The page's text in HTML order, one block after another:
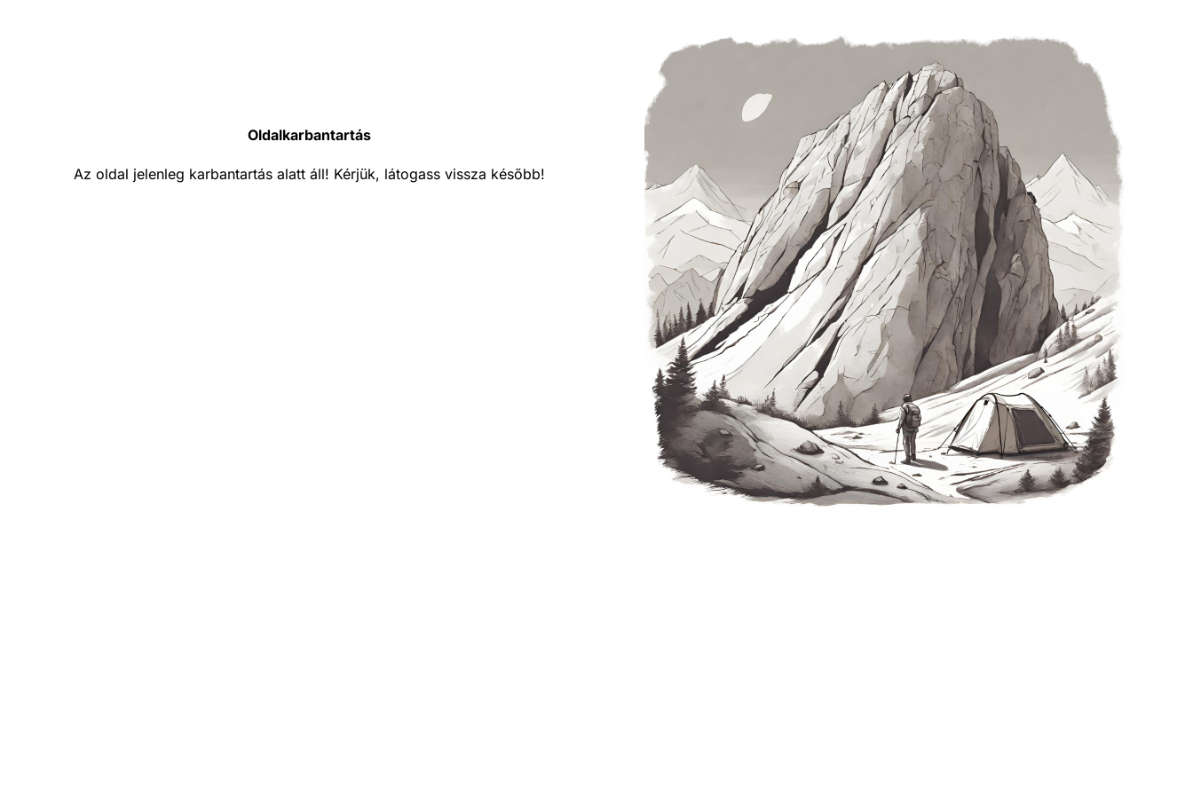
Oldalkarbantartás
Az oldal jelenleg karbantartás alatt áll! Kérjük, látogass vissza később!